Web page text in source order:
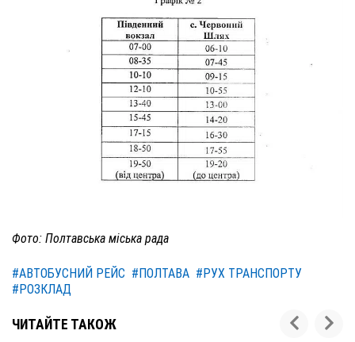
Фото: Полтавська міська рада
#АВТОБУСНИЙ РЕЙС #ПОЛТАВА #РУХ ТРАНСПОРТУ
#РОЗКЛАД
ЧИТАЙТЕ ТАКОЖ